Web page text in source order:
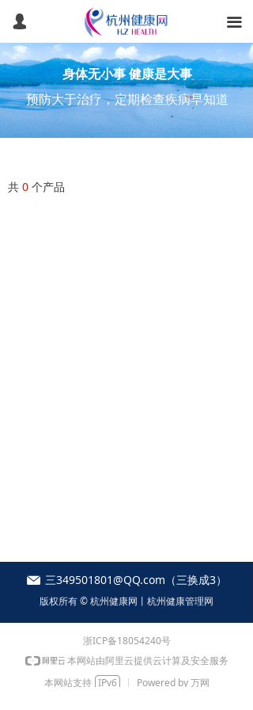
넙 끀
首页
健康常识
健康体检
健康管理
医疗旅游
身体无小事 健康是大事
预防大于治疗，定期检查疾病早知道
共 0 个产品
版权所有 ©杭州健康网丨杭州健康管理网
三349501801@QQ.com（三换成3）
浙ICP备18054240号
本网站由阿里云提供云计算及安全服务
本网站支持 IPv6 Powered by 万网